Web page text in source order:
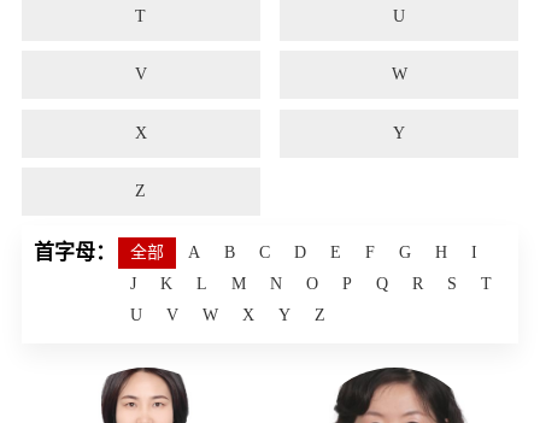
T U
V W
X Y
Z
首字母： 全部 A B C D E F G H
I
J
K L M N O P Q R S
T
U
V W X Y Z